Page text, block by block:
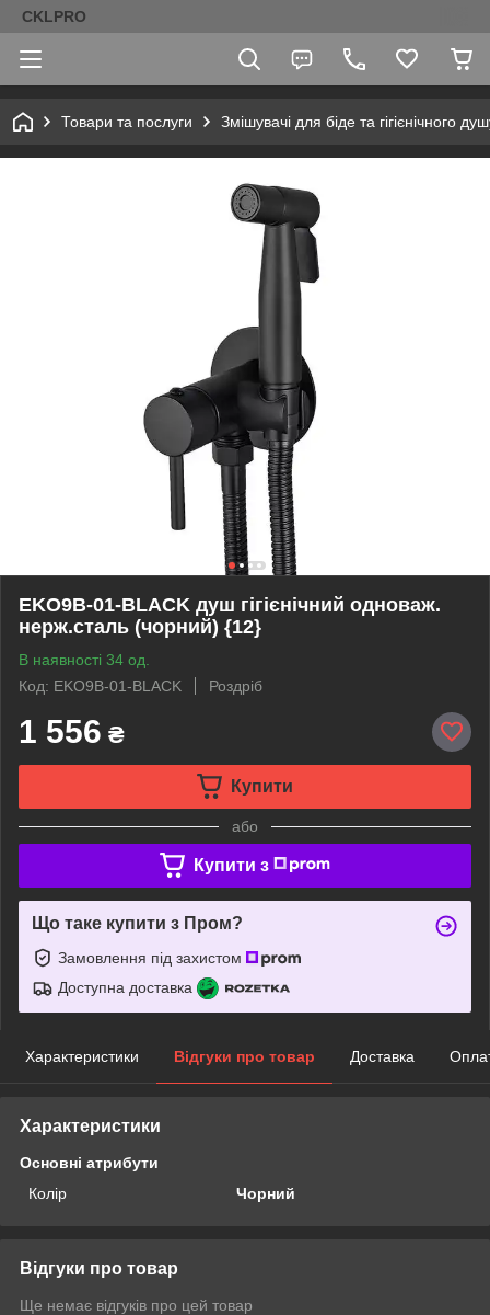
CKLPRO
Товари та послуги Змішувачі для біде та гігієнічного
EKO9В-01-BLACK душ гігієнiчний одноваж.
нерж.сталь (чорний) {12}
В наявності 34 од.
Код: EKO9В-01-BLACK
Роздріб
1 556 ₴
Купити
або
Купити з
Що таке купити з Пром?
Замовлення під захистом
Доступна доставка
Характеристики Відгуки про товар Доставка
Характеристики
Основні атрибути
Колір
Чорний
Відгуки про товар
Ще немає відгуків про цей товар